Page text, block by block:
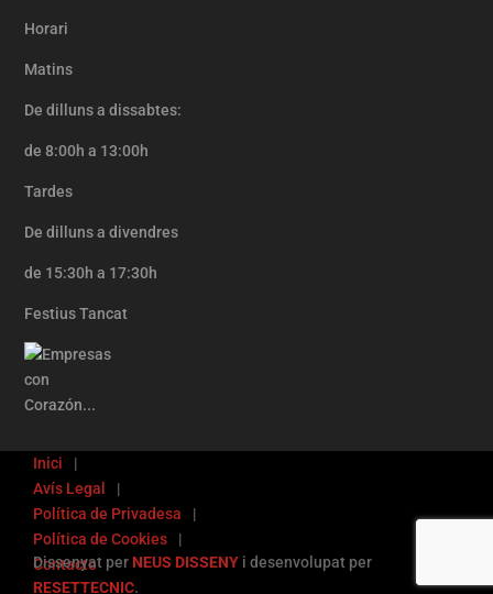
Horari
Matins
De dilluns a dissabtes:
de 8:00h a 13:00h
Tardes
De dilluns a divendres
de 15:30h a 17:30h
Festius Tancat
Inici
Avís Legal
Política de Privadesa
Política de Cookies
Contacte
Dissenyat per NEUS DISSENY i desenvolupat per
RESETTECNIC.